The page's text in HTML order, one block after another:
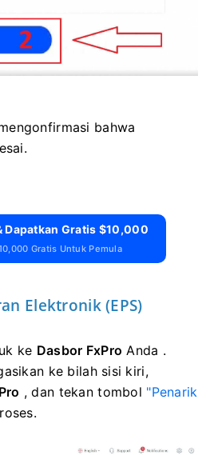
bahwa
Dapatkan Gratis $10,000
Gratis Untuk Pemula
Elektronik (EPS)
ke Dasbor FxPro Anda .
ke bilah sisi kiri,
, dan tekan tombol "Penarik